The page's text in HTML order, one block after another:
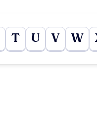
T U V W